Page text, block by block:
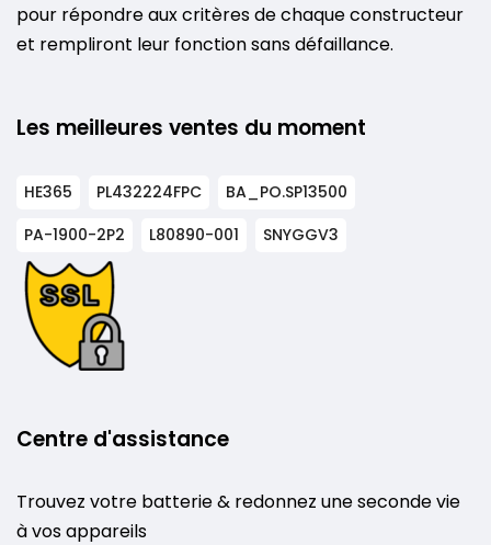
pour répondre aux critères de chaque constructeur
et rempliront leur fonction sans défaillance.
Les meilleures ventes du moment
HE365 PL432224FPC
BA_PO.SP13500
PA-1900-2P2
L80890-001 SNYGGV3
Centre d'assistance
Trouvez votre batterie & redonnez une seconde vie
à vos appareils